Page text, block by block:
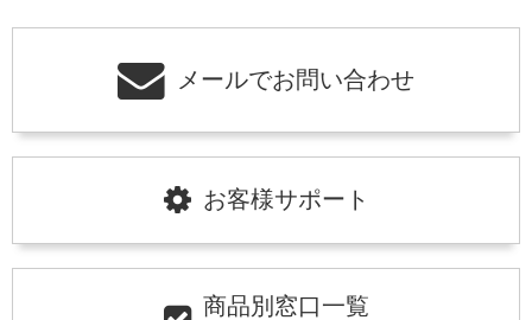
メールでお問い合わせ
お客様サポート
商品別窓口一覧